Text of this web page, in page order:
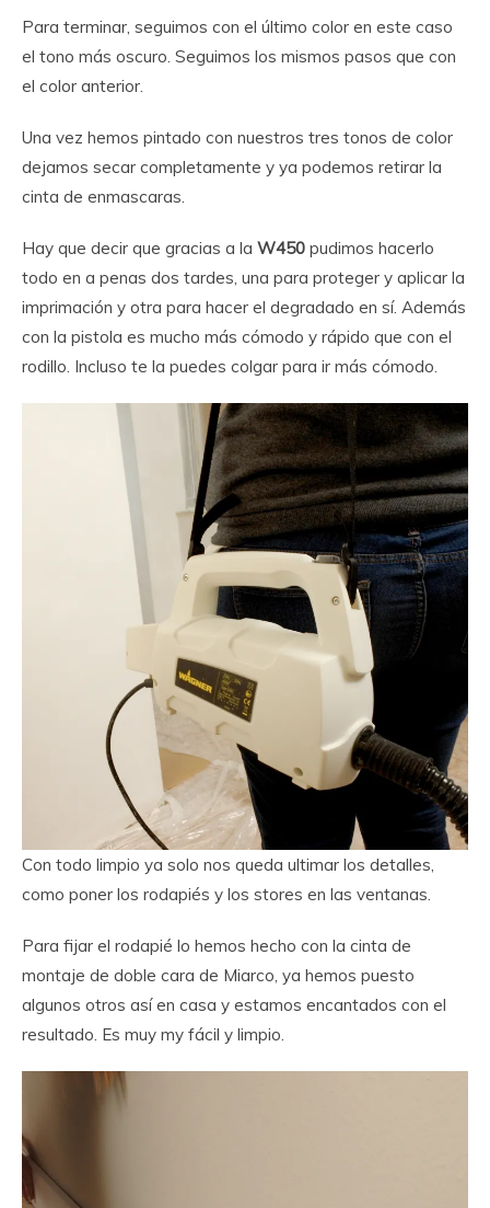
Para terminar, seguimos con el último color en este caso
el tono más oscuro. Seguimos los mismos pasos que con
el color anterior.
Una vez hemos pintado con nuestros tres tonos de color
dejamos secar completamente y ya podemos retirar la
cinta de enmascaras.
Hay que decir que gracias a la W450 pudimos hacerlo
todo en a penas dos tardes, una para proteger y aplicar la
imprimación y otra para hacer el degradado en sí. Además
con la pistola es mucho más cómodo y rápido que con el
rodillo. Incluso te la puedes colgar para ir más cómodo.
Con todo limpio ya solo nos queda ultimar los detalles,
como poner los rodapiés y los stores en las ventanas.
Para fijar el rodapié lo hemos hecho con la cinta de
montaje de doble cara de Miarco, ya hemos puesto
algunos otros así en casa y estamos encantados con el
resultado. Es muy my fácil y limpio.